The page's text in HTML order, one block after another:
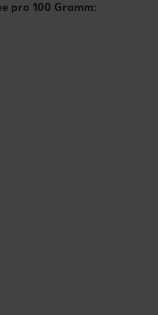
pro 100 Gramm: